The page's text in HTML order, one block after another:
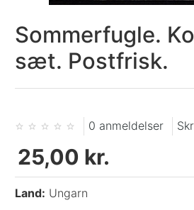
Sommerfugle.
sæt. Postfrisk.
0 anmeldelser
25,00 kr.
Land: Ungarn